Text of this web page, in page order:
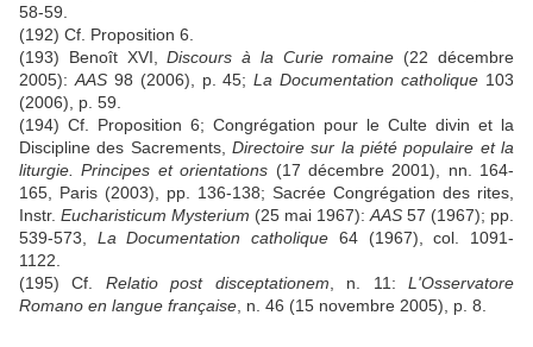
58-59.
(192) Cf. Proposition 6.
(193) Benoît XVI,Discours à la Curie romaine (22 décembre
2005): AAS98 (2006), p. 45;La Documentation catholique 103
(2006), p. 59.
(194) Cf. Proposition 6; Congrégation pour le Culte divin et la
Discipline des Sacrements, Directoire sur la piété populaire et la
liturgie. Principes et orientations (17 décembre 2001), nn. 164-
165, Paris (2003), pp. 136-138; Sacrée Congrégation des rites,
Instr. Eucharisticum Mysterium (25 mai 1967): AAS 57 (1967); pp.
539-573, La Documentation catholique 64 (1967), col. 1091-
1122.
(195) Cf. Relatio post disceptationem , n. 11: L'Osservatore
Romano en langue française , n. 46 (15 novembre 2005), p. 8.